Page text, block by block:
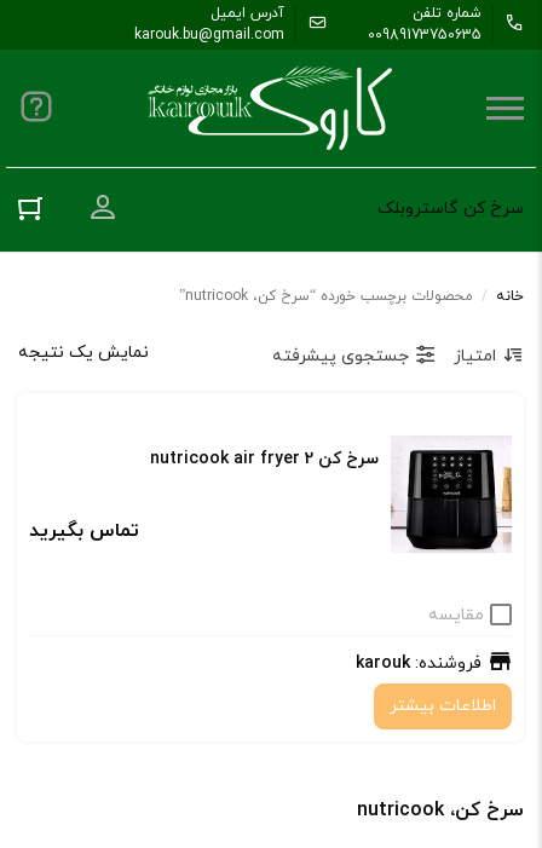
شماره تلفن
00989173750635
آدرس ایمیل
karouk.bu@gmail.com
سرخ کن گاستروبلک ورود به
خانه / محصولات برچسب خورده “سرخ کن، nutricook”
نمایش یک نتیجه امتیاز جستجوی پیشرفته
سرخ کن nutricook air fryer 2
تماس بگیرید
مقایسه
فروشنده:karouk
اطلاعات بیشتر
سرخ کن، nutricook